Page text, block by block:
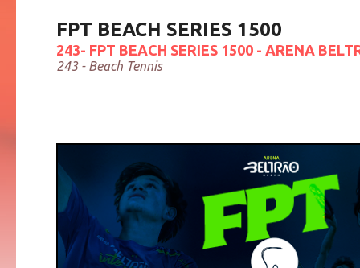
FPT BEACH SERIES 1500
243- FPT BEACH SERIES 1500 - ARENA
243 - Beach Tennis